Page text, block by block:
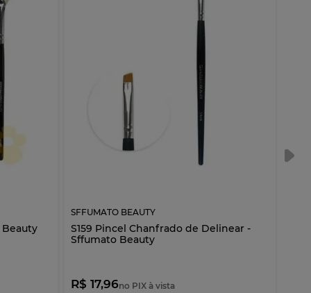
Beauty
SFFUMATO BEAUTY
S159 Pincel Chanfrado de Delinear -
Sffumato Beauty
R$ 17,96no PIX à vista